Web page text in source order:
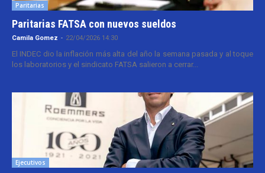
Paritarias
Paritarias FATSA con nuevos sueldos
Camila Gomez - 22/04/2026 14:30
El INDEC dio la inflación más alta del año la semana pasada y al toque
los laboratorios y el sindicato FATSA salieron a cerrar...
Ejecutivos